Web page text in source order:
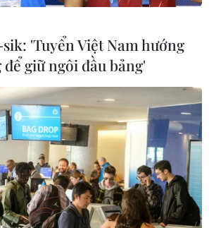
'Tuyển Việt Nam hướng
giữ ngôi đầu bảng'